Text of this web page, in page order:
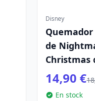
Disney
de
Christmas
14,90 €
En stock